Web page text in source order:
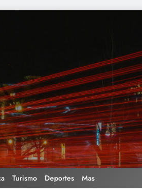
Turismo Deportes Mas